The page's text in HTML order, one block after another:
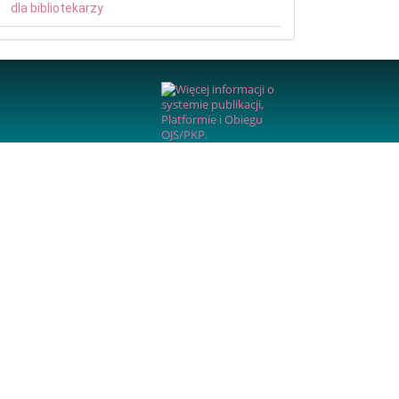
dla bibliotekarzy